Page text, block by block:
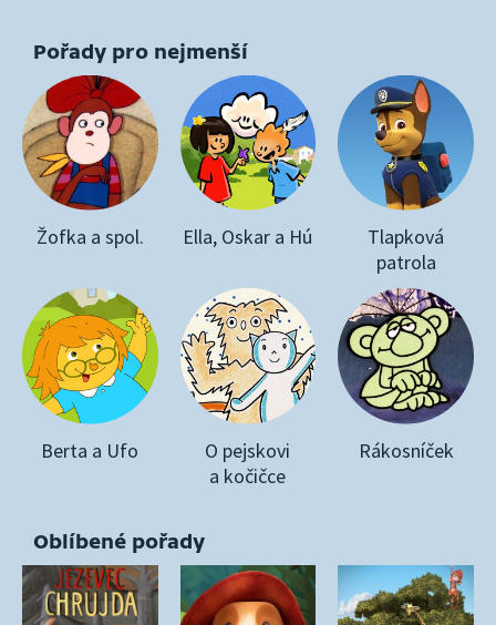
Pořady pro nejmenší
Žofka a spol. Ella, Oskar a Hú
Tlapková
patrola
Berta a Ufo
O pejskovi
a kočičce
Rákosníček
Oblíbené pořady